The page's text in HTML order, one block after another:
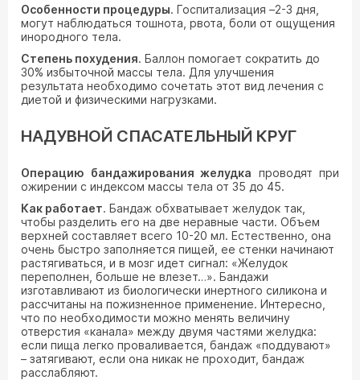
Особенности процедуры. Госпитализация –2-3 дня,
могут наблюдаться тошнота, рвота, боли от ощущения
инородного тела.
Степень похудения. Баллон помогает сократить до
30% избыточной массы тела. Для улучшения
результата необходимо сочетать этот вид лечения с
диетой и физическими нагрузками.
НАДУВНОЙ СПАСАТЕЛЬНЫЙ КРУГ
Операцию бандажирования желудка проводят при
ожирении с индексом массы тела от 35 до 45.
Как работает. Бандаж обхватывает желудок так,
чтобы разделить его на две неравные части. Объем
верхней составляет всего 10-20 мл. Естественно, она
очень быстро заполняется пищей, ее стенки начинают
растягиваться, и в мозг идет сигнал: «Желудок
переполнен, больше не влезет…». Бандажи
изготавливают из биологически инертного силикона и
рассчитаны на пожизненное применение. Интересно,
что по необходимости можно менять величину
отверстия «канала» между двумя частями желудка:
если пища легко проваливается, бандаж «поддувают»
– затягивают, если она никак не проходит, бандаж
расслабляют.